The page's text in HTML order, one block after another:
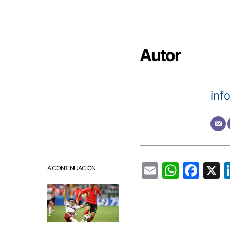
A CONTINUACIÓN
Autor
Email X